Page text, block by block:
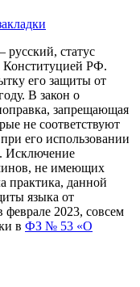
русский, статус
Конституцией РФ.
его защиты от
В закон о
запрещающая
не соответствуют
его использовании
Исключение
не имеющих
практика, данной
языка от
2023, совсем
в ФЗ № 53 «О